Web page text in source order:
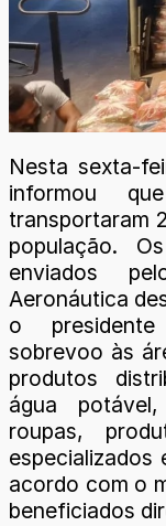
Nesta sexta-
informou
transportaram
população.
enviados
Aeronáutica
o
sobrevoo às
produtos
água
roupas,
especializados
acordo com o
beneficiados